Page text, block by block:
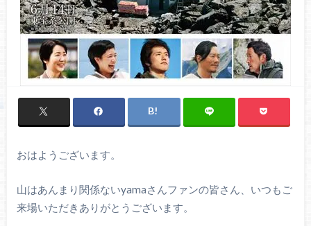
おはようございます。
山はあんまり関係ないyamaさんファンの皆さん、いつもご
来場いただきありがとうございます。